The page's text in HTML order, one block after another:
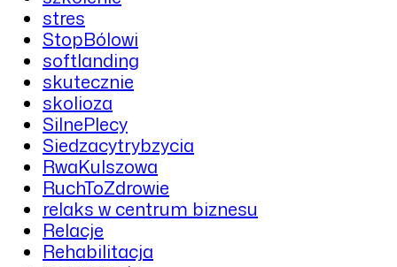
stres
StopBólowi
softlanding
skutecznie
skolioza
SilnePlecy
Siedzacytrybzycia
RwaKulszowa
RuchToZdrowie
relaks w centrum biznesu
Relacje
Rehabilitacja